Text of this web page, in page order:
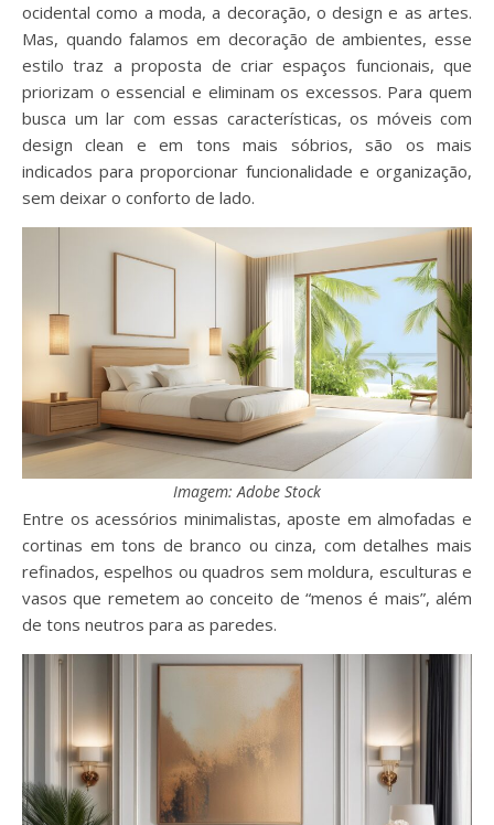
ocidental como a moda, a decoração, o design e as artes.
Mas, quando falamos em decoração de ambientes, esse
estilo traz a proposta de criar espaços funcionais, que
priorizam o essencial e eliminam os excessos. Para quem
busca um lar com essas características, os móveis com
design clean e em tons mais sóbrios, são os mais
indicados para proporcionar funcionalidade e organização,
sem deixar o conforto de lado.
Imagem: Adobe Stock
Entre os acessórios minimalistas, aposte em almofadas e
cortinas em tons de branco ou cinza, com detalhes mais
refinados, espelhos ou quadros sem moldura, esculturas e
vasos que remetem ao conceito de “menos é mais”, além
de tons neutros para as paredes.